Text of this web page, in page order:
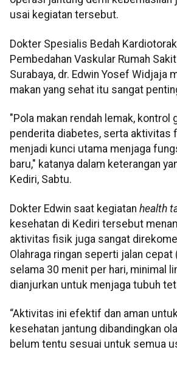
usai kegiatan tersebut.
Dokter Spesialis Bedah
Pembedahan Vaskular Rumah
Surabaya, dr. Edwin Yosef Widjaja
makan yang sehat itu sangat
"Pola makan rendah lemak, kontrol
penderita diabetes, serta aktivitas
menjadi kunci utama menjaga
baru," katanya dalam keterangan
Kediri, Sabtu.
Dokter Edwin saat kegiatan health
kesehatan di Kediri tersebut
aktivitas fisik juga sangat
Olahraga ringan seperti jalan
selama 30 menit per hari, minimal
dianjurkan untuk menjaga tubuh
“Aktivitas ini efektif dan aman
kesehatan jantung dibandingkan
belum tentu sesuai untuk semua